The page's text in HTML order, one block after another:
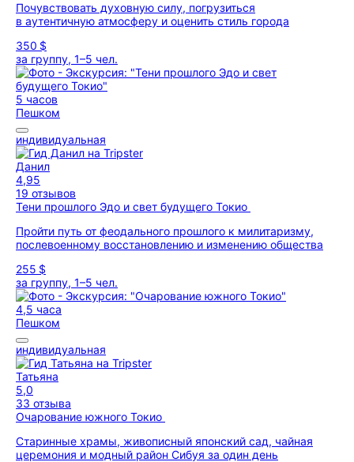
Почувствовать духовную силу, погрузиться
в аутентичную атмосферу и оценить стиль города
350 $
за группу, 1–5 чел.
5 часов
Пешком
индивидуальная
Данил
4,95
19 отзывов
Тени прошлого Эдо и свет будущего Токио
Пройти путь от феодального прошлого к милитаризму,
послевоенному восстановлению и изменению общества
255 $
за группу, 1–5 чел.
4,5 часа
Пешком
индивидуальная
Татьяна
5,0
33 отзыва
Очарование южного Токио
Старинные храмы, живописный японский сад, чайная
церемония и модный район Сибуя за один день